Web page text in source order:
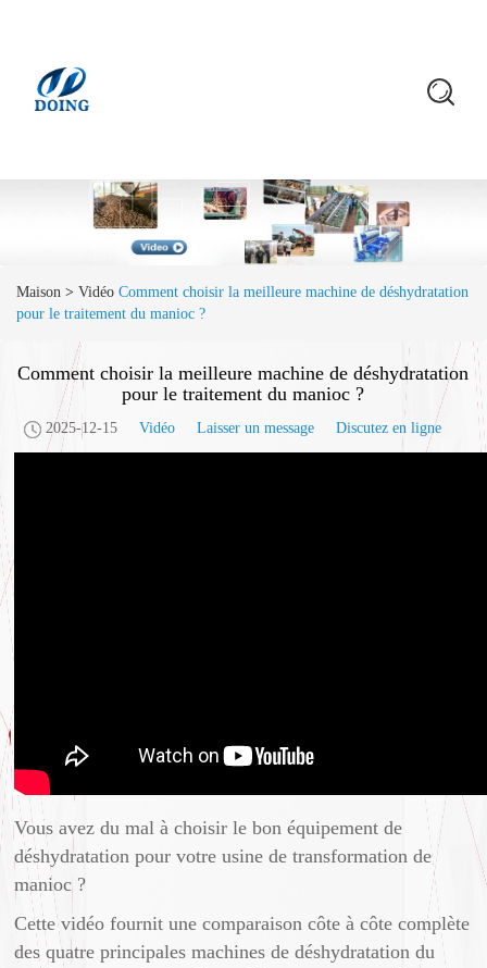
Maison > Vidéo Comment choisir la meilleure machine de déshydratation
pour le traitement du manioc ?
Comment choisir la meilleure machine de déshydratation
pour le traitement du manioc ?
2025-12-15 Vidéo Laisser un message Discutez en ligne
Vous avez du mal à choisir le bon équipement de
déshydratation pour votre usine de transformation de
manioc ?
Cette vidéo fournit une comparaison côte à côte complète
des quatre principales machines de déshydratation du